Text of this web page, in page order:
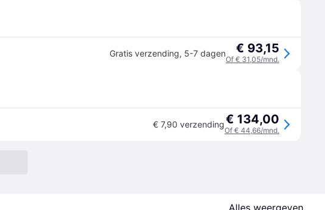
Gratis verzending, 5-7 dagen € 93,15
Of € 31,05/mnd.
€ 7,90 verzending€ 134,00
Of € 44,66/mnd.
Alles weergeven